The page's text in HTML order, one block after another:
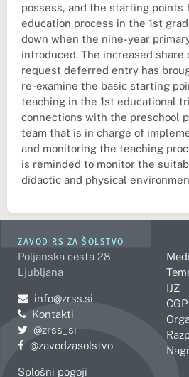
possess, and the starting
education process in the 1st
down when the nine-year
introduced. The increased share
request deferred entry has
re-examine the basic starting
teaching in the 1st educational
connections with the preschool
team that is in charge of
and monitoring the teaching
is reminded to monitor the
didactic and physical
ZAVOD RS ZA ŠOLSTVO
Poljanska cesta 28
Ljubljana
Pošljite e-mail na
info@zrss.si
Kontakti
Pojdite na Twitter:
@zrss_si
Pojdite na Facebook:
@zavodzasolstvo
Splošni pogoji
IJZ
CGP